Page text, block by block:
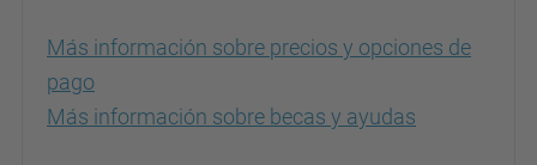
Más información sobre precios y opciones de
pago
Más información sobre becas y ayudas